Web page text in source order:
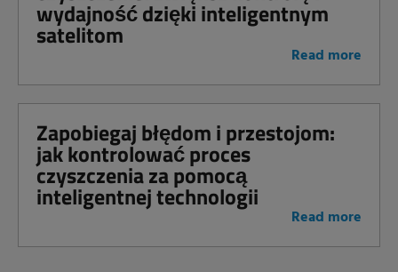
wydajność dzięki inteligentnym
satelitom
Read more
Zapobiegaj błędom i przestojom:
jak kontrolować proces
czyszczenia za pomocą
inteligentnej technologii
Read more